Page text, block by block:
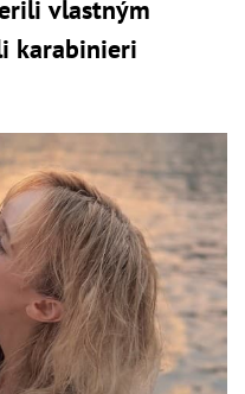
vlastným
karabinieri